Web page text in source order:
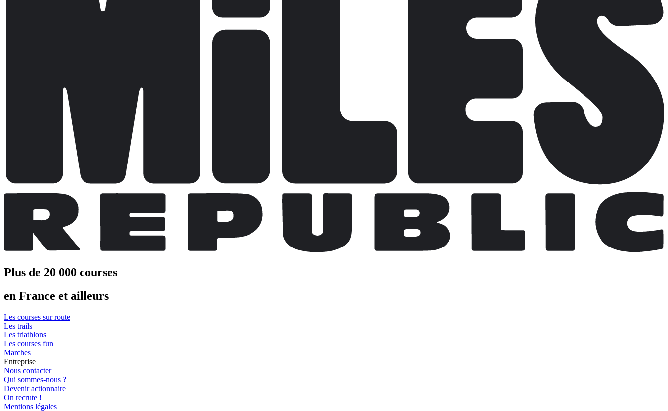
Plus de 20 000 courses
en France et ailleurs
Les courses sur route
Les trails
Les triathlons
Les courses fun
Marches
Entreprise
Nous contacter
Qui sommes-nous ?
Devenir actionnaire
On recrute !
Mentions légales